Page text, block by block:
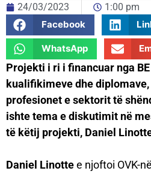
24/03/2023
1:00 pm
Facebook
WhatsApp
Projekti i ri i financuar nga
kualifikimeve dhe
profesionet e sektorit të
ishte tema e diskutimit në
të këtij projekti, Daniel
Daniel Linottee njoftoi OVK-